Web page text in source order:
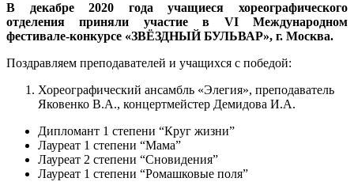
В декабре 2020 года учащиеся хореографического
отделения приняли участие в VI Международном
фестивале-конкурсе «ЗВЁЗДНЫЙ БУЛЬВАР», г. Москва.
Поздравляем преподавателей и учащихся с победой:
Хореографический ансамбль «Элегия», преподаватель
Яковенко В.А., концертмейстер Демидова И.А.
Дипломант 1 степени “Круг жизни”
Лауреат 1 степени “Мама”
Лауреат 2 степени “Сновидения”
Лауреат 1 степени “Ромашковые поля”